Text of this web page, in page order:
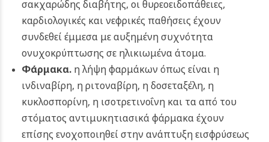
σακχαρώδης διαβήτης, οι θυρεοειδοπάθειες,
καρδιολογικές και νεφρικές παθήσεις έχουν
συνδεθεί έμμεσα με αυξημένη συχνότητα
ονυχοκρύπτωσης σε ηλικιωμένα άτομα.
Φάρμακα. η λήψη φαρμάκων όπως είναι η
ινδιναβίρη, η ριτοναβίρη, η δοσεταξέλη, η
κυκλοσπορίνη, η ισοτρετινοΐνη και τα από του
στόματος αντιμυκητιασικά φάρμακα έχουν
επίσης ενοχοποιηθεί στην ανάπτυξη εισφρύσεως